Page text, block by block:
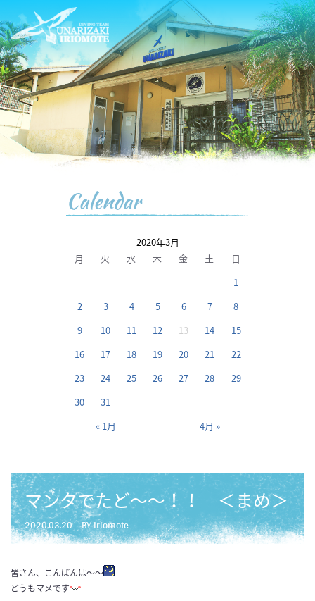
Calendar
2020年3月
月
火 水 木 金 土 日
« 1月 4月 »
1
2
3 4 5 6 7
8
9
10 11 12 13 14
15
16
17 18 19 20 21
22
23
24 25 26 27 28
29
30
31
マンタでたど〜〜！！ ＜まめ＞
2020.03.20 BY iriomote
皆さん、こんばんは〜〜
どうもマメです